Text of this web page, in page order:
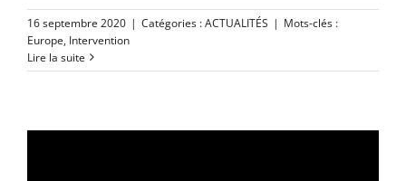
16 septembre 2020 | Catégories :ACTUALITÉS | Mots-clés :
Europe, Intervention
Lire la suite